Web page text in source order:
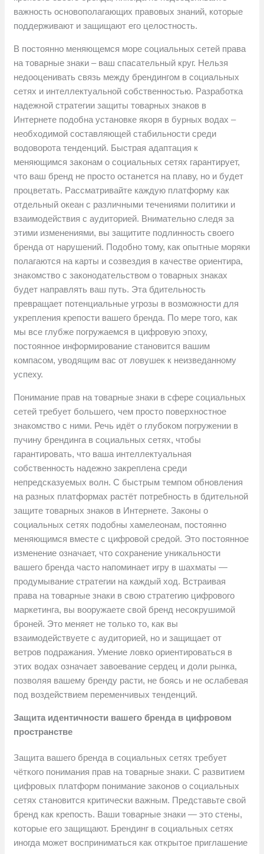
важность основополагающих правовых знаний, которые
поддерживают и защищают его целостность.
В постоянно меняющемся море социальных сетей права
на товарные знаки – ваш спасательный круг. Нельзя
недооценивать связь между брендингом в социальных
сетях и интеллектуальной собственностью. Разработка
надежной стратегии защиты товарных знаков в
Интернете подобна установке якоря в бурных водах –
необходимой составляющей стабильности среди
водоворота тенденций. Быстрая адаптация к
меняющимся законам о социальных сетях гарантирует,
что ваш бренд не просто останется на плаву, но и будет
процветать. Рассматривайте каждую платформу как
отдельный океан с различными течениями политики и
взаимодействия с аудиторией. Внимательно следя за
этими изменениями, вы защитите подлинность своего
бренда от нарушений. Подобно тому, как опытные моряки
полагаются на карты и созвездия в качестве ориентира,
знакомство с законодательством о товарных знаках
будет направлять ваш путь. Эта бдительность
превращает потенциальные угрозы в возможности для
укрепления крепости вашего бренда. По мере того, как
мы все глубже погружаемся в цифровую эпоху,
постоянное информирование становится вашим
компасом, уводящим вас от ловушек к неизведанному
успеху.
Понимание прав на товарные знаки в сфере социальных
сетей требует большего, чем просто поверхностное
знакомство с ними. Речь идёт о глубоком погружении в
пучину брендинга в социальных сетях, чтобы
гарантировать, что ваша интеллектуальная
собственность надежно закреплена среди
непредсказуемых волн. С быстрым темпом обновления
на разных платформах растёт потребность в бдительной
защите товарных знаков в Интернете. Законы о
социальных сетях подобны хамелеонам, постоянно
меняющимся вместе с цифровой средой. Это постоянное
изменение означает, что сохранение уникальности
вашего бренда часто напоминает игру в шахматы —
продумывание стратегии на каждый ход. Встраивая
права на товарные знаки в свою стратегию цифрового
маркетинга, вы вооружаете свой бренд несокрушимой
броней. Это меняет не только то, как вы
взаимодействуете с аудиторией, но и защищает от
ветров подражания. Умение ловко ориентироваться в
этих водах означает завоевание сердец и доли рынка,
позволяя вашему бренду расти, не боясь и не ослабевая
под воздействием переменчивых тенденций.
Защита идентичности вашего бренда в цифровом
пространстве
Защита вашего бренда в социальных сетях требует
чёткого понимания прав на товарные знаки. С развитием
цифровых платформ понимание законов о социальных
сетях становится критически важным. Представьте свой
бренд как крепость. Ваши товарные знаки — это стены,
которые его защищают. Брендинг в социальных сетях
иногда может восприниматься как открытое приглашение